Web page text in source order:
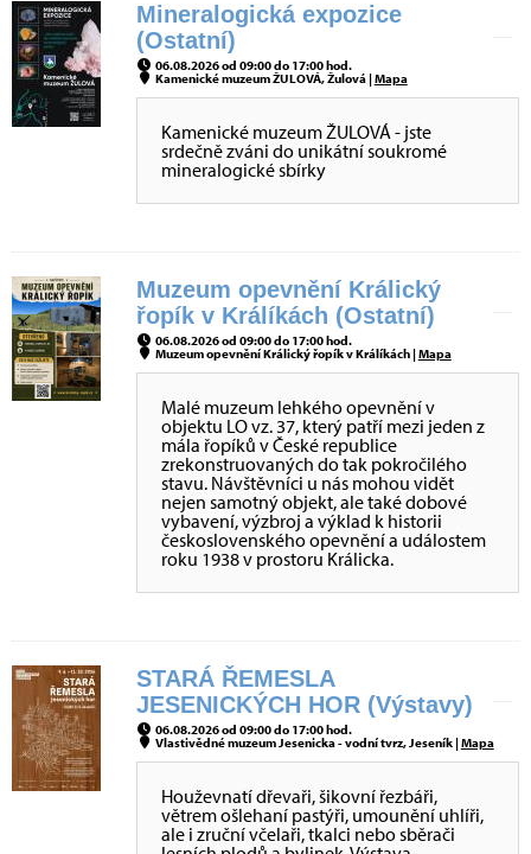
Mineralogická expozice
(Ostatní)
06.08.2026 od 09:00 do 17:00 hod.
Kamenické muzeum ŽULOVÁ, Žulová |Mapa
Kamenické muzeum ŽULOVÁ - jste
srdečně zváni do unikátní soukromé
mineralogické sbírky
Muzeum opevnění Králický
řopík v Králíkách (Ostatní)
06.08.2026 od 09:00 do 17:00 hod.
Muzeum opevnění Králický řopík v Králíkách |Mapa
Malé muzeum lehkého opevnění v
objektu LO vz. 37, který patří mezi jeden z
mála řopíků v České republice
zrekonstruovaných do tak pokročilého
stavu. Návštěvníci u nás mohou vidět
nejen samotný objekt, ale také dobové
vybavení, výzbroj a výklad k historii
československého opevnění a událostem
roku 1938 v prostoru Králicka.
STARÁ ŘEMESLA
JESENICKÝCH HOR (Výstavy)
06.08.2026 od 09:00 do 17:00 hod.
Vlastivědné muzeum Jesenicka - vodní tvrz, Jeseník |Mapa
Houževnatí dřevaři, šikovní řezbáři,
větrem ošlehaní pastýři, umounění uhlíři,
ale i zruční včelaři, tkalci nebo sběrači